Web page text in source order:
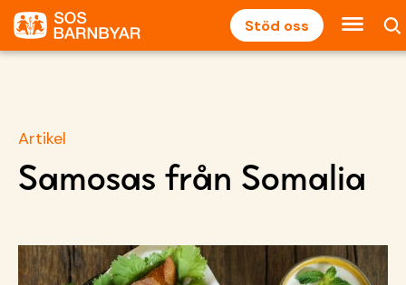
Stöd oss
Artikel
Samosas från Somalia